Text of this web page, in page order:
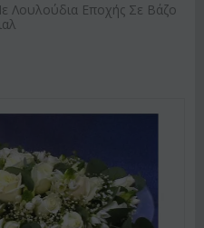
Λουλούδια Εποχής Σε Βάζο